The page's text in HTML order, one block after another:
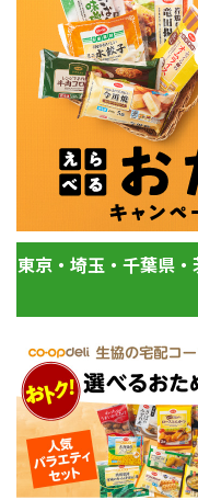
東京・埼玉・千葉県